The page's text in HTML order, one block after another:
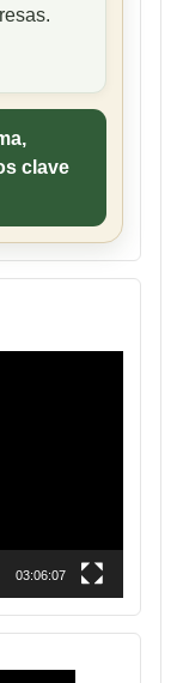
clave
03:06:07